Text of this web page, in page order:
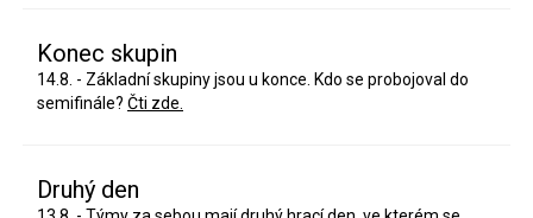
Konec skupin
14.8. - Základní skupiny jsou u konce. Kdo se probojoval do
semifinále? Čti zde.
Druhý den